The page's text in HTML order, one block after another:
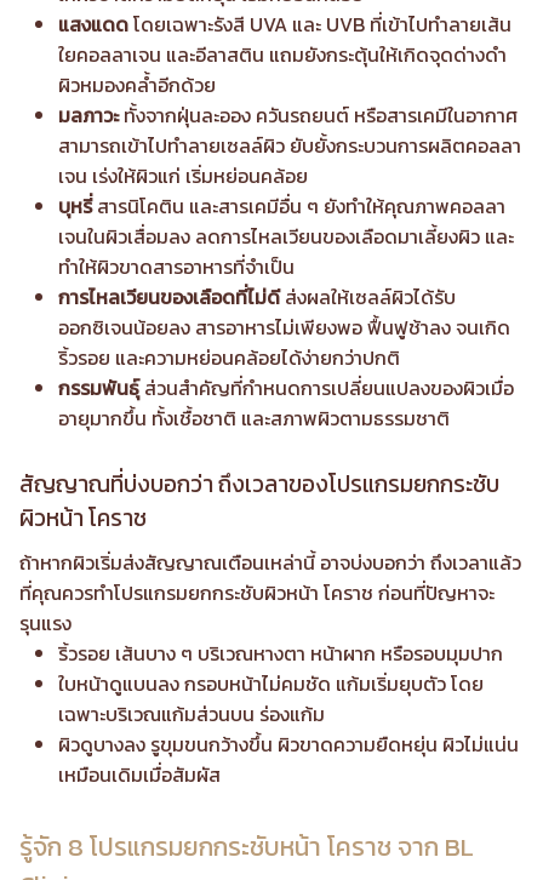
แสงแดดโดยเฉพาะรังสี UVA และ UVB ที่เข้าไปทำลายเส้น
ใยคอลลาเจน และอีลาสติน แถมยังกระตุ้นให้เกิดจุดด่างดำ
ผิวหมองคล้ำอีกด้วย
มลภาวะทั้งจากฝุ่นละออง ควันรถยนต์ หรือสารเคมีในอากาศ
สามารถเข้าไปทำลายเซลล์ผิว ยับยั้งกระบวนการผลิตคอลลา
เจน เร่งให้ผิวแก่ เริ่มหย่อนคล้อย
บุหรี่สารนิโคติน และสารเคมีอื่น ๆ ยังทำให้คุณภาพคอลลา
เจนในผิวเสื่อมลง ลดการไหลเวียนของเลือดมาเลี้ยงผิว และ
ทำให้ผิวขาดสารอาหารที่จำเป็น
การไหลเวียนของเลือดที่ไม่ดีส่งผลให้เซลล์ผิวได้รับ
ออกซิเจนน้อยลง สารอาหารไม่เพียงพอ ฟื้นฟูช้าลง จนเกิด
ริ้วรอย และความหย่อนคล้อยได้ง่ายกว่าปกติ
กรรมพันธุ์ส่วนสำคัญที่กำหนดการเปลี่ยนแปลงของผิวเมื่อ
อายุมากขึ้น ทั้งเชื้อชาติ และสภาพผิวตามธรรมชาติ
สัญญาณที่บ่งบอกว่า ถึงเวลาของโปรแกรมยกกระชับ
ผิวหน้า โคราช
ถ้าหากผิวเริ่มส่งสัญญาณเตือนเหล่านี้ อาจบ่งบอกว่า ถึงเวลาแล้ว
ที่คุณควรทำโปรแกรมยกกระชับผิวหน้า โคราช ก่อนที่ปัญหาจะ
รุนแรง
ริ้วรอย เส้นบาง ๆ บริเวณหางตา หน้าผาก หรือรอบมุมปาก
ใบหน้าดูแบนลง กรอบหน้าไม่คมชัด แก้มเริ่มยุบตัว โดย
เฉพาะบริเวณแก้มส่วนบน ร่องแก้ม
ผิวดูบางลง รูขุมขนกว้างขึ้น ผิวขาดความยืดหยุ่น ผิวไม่แน่น
เหมือนเดิมเมื่อสัมผัส
รู้จัก 8 โปรแกรมยกกระชับหน้า โคราช จาก BL